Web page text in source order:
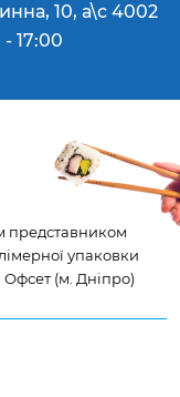
10, а\с 4002
17:00
представником
упаковки
Офсет (м. Дніпро)